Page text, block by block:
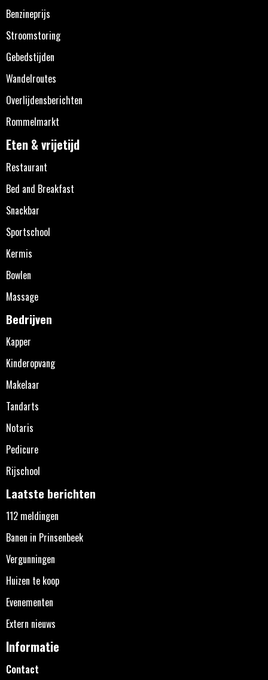
Benzineprijs
Stroomstoring
Gebedstijden
Wandelroutes
Overlijdensberichten
Rommelmarkt
Eten & vrijetijd
Restaurant
Bed and Breakfast
Snackbar
Sportschool
Kermis
Bowlen
Massage
Bedrijven
Kapper
Kinderopvang
Makelaar
Tandarts
Notaris
Pedicure
Rijschool
Laatste berichten
112 meldingen
Banen in Prinsenbeek
Vergunningen
Huizen te koop
Evenementen
Extern nieuws
Informatie
Contact